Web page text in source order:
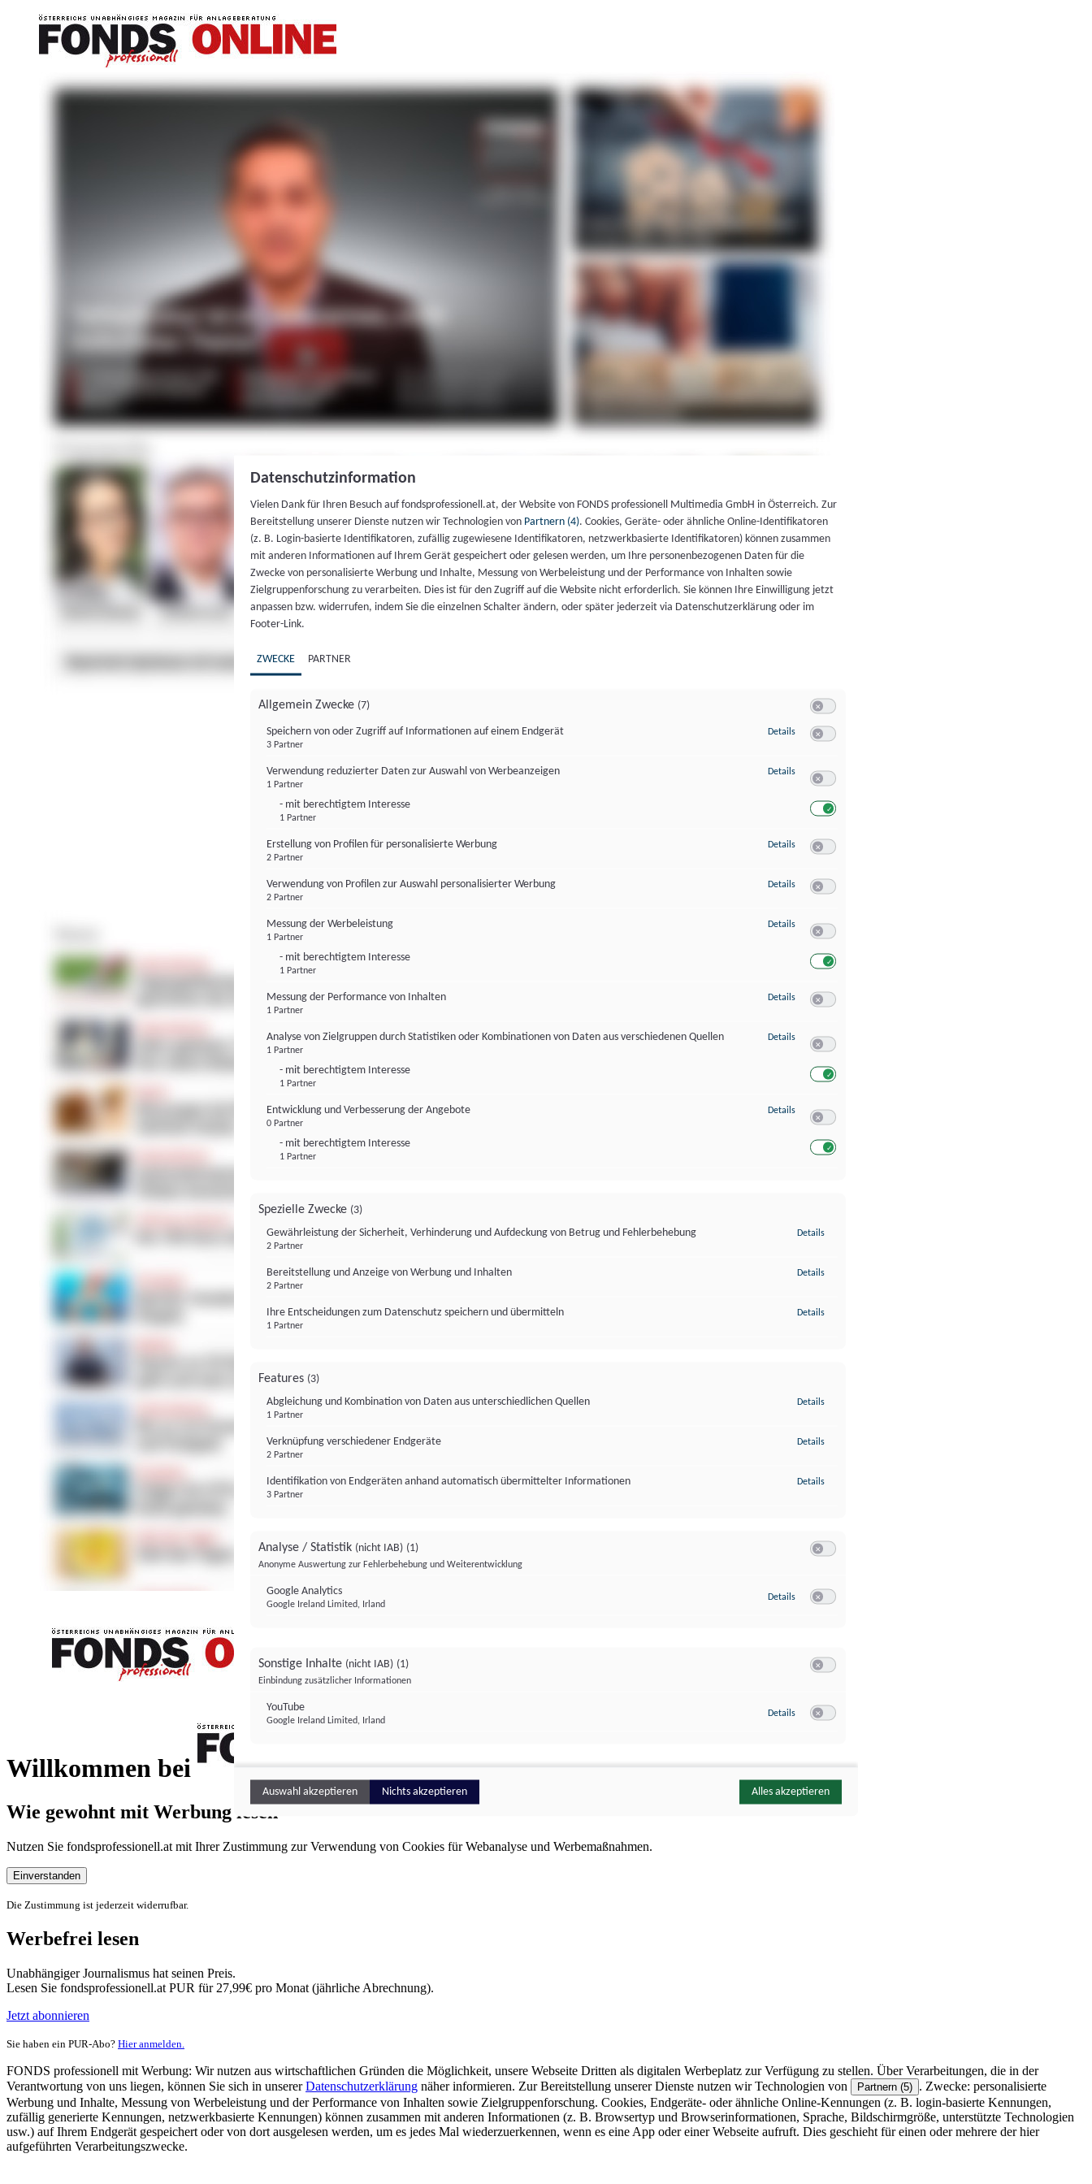
Willkommen bei
FONDS professionell
Wie gewohnt mit Werbung lesen
Nutzen Sie fondsprofessionell.at mit Ihrer Zustimmung zur Verwendung von Cookies für Webanalyse und Werbemaßnahmen.
Einverstanden
Die Zustimmung ist jederzeit widerrufbar.
Werbefrei lesen
Unabhängiger Journalismus hat seinen Preis.
Lesen Sie fondsprofessionell.at PUR für 27,99€ pro Monat (jährliche Abrechnung).
Jetzt abonnieren
Sie haben ein PUR-Abo? Hier anmelden.
FONDS professionell mit Werbung: Wir nutzen aus wirtschaftlichen Gründen die Möglichkeit, unsere Webseite Dritten als digitalen Werbeplatz zur Verfügung zu stellen. Über Verarbeitungen, die in der
Verantwortung von uns liegen, können Sie sich in unsererDatenschutzerklärung näher informieren. Zur Bereitstellung unserer Dienste nutzen wir Technologien von Partnern (5) . Zwecke: personalisierte
Werbung und Inhalte, Messung von Werbeleistung und der Performance von Inhalten sowie Zielgruppenforschung. Cookies, Endgeräte- oder ähnliche Online-Kennungen (z. B. login-basierte Kennungen,
zufällig generierte Kennungen, netzwerkbasierte Kennungen) können zusammen mit anderen Informationen (z. B. Browsertyp und Browserinformationen, Sprache, Bildschirmgröße, unterstützte Technologien
usw.) auf Ihrem Endgerät gespeichert oder von dort ausgelesen werden, um es jedes Mal wiederzuerkennen, wenn es eine App oder einer Webseite aufruft. Dies geschieht für einen oder mehrere der hier
aufgeführten Verarbeitungszwecke.
Datenschutzinformation
Vielen Dank für Ihren Besuch auf fondsprofessionell.at, der Website von FONDS professionell Multimedia GmbH in Österreich. Zur
Bereitstellung unserer Dienste nutzen wir Technologien von Partnern (4). Cookies, Geräte- oder ähnliche Online-Identifikatoren
(z. B. Login-basierte Identifikatoren, zufällig zugewiesene Identifikatoren, netzwerkbasierte Identifikatoren) können zusammen
mit anderen Informationen auf Ihrem Gerät gespeichert oder gelesen werden, um Ihre personenbezogenen Daten für die
Zwecke von personalisierte Werbung und Inhalte, Messung von Werbeleistung und der Performance von Inhalten sowie
Zielgruppenforschung zu verarbeiten. Dies ist für den Zugriff auf die Website nicht erforderlich. Sie können Ihre Einwilligung jetzt
anpassen bzw. widerrufen, indem Sie die einzelnen Schalter ändern, oder später jederzeit via Datenschutzerklärung oder im
Footer-Link.
ZWECKE PARTNER
Allgemein Zwecke (7)
Speichern von oder Zugriff auf Informationen auf einem Endgerät
3 Partner
Details zu Speichern von oder Zugriff auf Informationen auf einem Endgerät
Verwendung reduzierter Daten zur Auswahl von Werbeanzeigen
1 Partner
- mit berechtigtem Interesse
1 Partner
Details zu Verwendung reduzierter Daten zur Auswahl von Werbeanzeigen
Erstellung von Profilen für personalisierte Werbung
2 Partner
Details zu Erstellung von Profilen für personalisierte Werbung
Verwendung von Profilen zur Auswahl personalisierter Werbung
2 Partner
Details zu Verwendung von Profilen zur Auswahl personalisierter Werbung
Messung der Werbeleistung
1 Partner
- mit berechtigtem Interesse
1 Partner
Details zu Messung der Werbeleistung
Messung der Performance von Inhalten
1 Partner
Details zu Messung der Performance von Inhalten
Analyse von Zielgruppen durch Statistiken oder Kombinationen von Daten aus verschiedenen Quellen
1 Partner
- mit berechtigtem Interesse
1 Partner
Details zu Analyse von Zielgruppen durch Statistiken oder Kombinationen von
Entwicklung und Verbesserung der Angebote
0 Partner
- mit berechtigtem Interesse
1 Partner
Details zu Entwicklung und Verbesserung der Angebote
Spezielle Zwecke (3)
Gewährleistung der Sicherheit, Verhinderung und Aufdeckung von Betrug und Fehlerbehebung
2 Partner
Details
Bereitstellung und Anzeige von Werbung und Inhalten
2 Partner
Details
Ihre Entscheidungen zum Datenschutz speichern und übermitteln
1 Partner
Details
Features (3)
Abgleichung und Kombination von Daten aus unterschiedlichen Quellen
1 Partner
Details
Verknüpfung verschiedener Endgeräte
2 Partner
Details
Identifikation von Endgeräten anhand automatisch übermittelter Informationen
3 Partner
Details
Analyse / Statistik (nicht IAB) (1)
Anonyme Auswertung zur Fehlerbehebung und Weiterentwicklung
Google Analytics
Google Ireland Limited, Irland
Details zu Google Analytics
Sonstige Inhalte (nicht IAB) (1)
Einbindung zusätzlicher Informationen
YouTube
Google Ireland Limited, Irland
Details zu YouTube
Auswahl akzeptieren Nichts akzeptieren Alles akzeptieren